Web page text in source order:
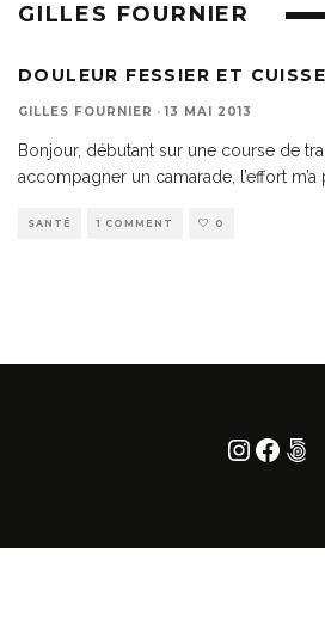
GILLES FOURNIER
DOULEUR FESSIER ET
GILLES FOURNIER · 13 MAI 2013
Bonjour, débutant sur une course de
accompagner un camarade, l’effort m’a
SANTÉ 1 COMMENT 0